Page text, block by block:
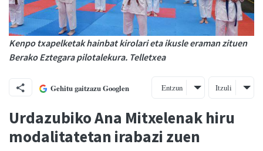
Kenpo txapelketak hainbat kirolari eta ikusle eraman zituen
Berako Eztegara pilotalekura. Telletxea
Gehitu gaitzazu Googlen Entzun Itzuli
Urdazubiko Ana Mitxelenak hiru
modalitatetan irabazi zuen